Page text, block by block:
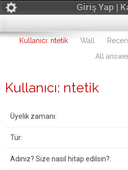
Giriş Yap |
Kullanıcı: ntetik Wall
All
Kullanıcı: ntetik
Üyelik zamanı:
Tür:
Adınız? Size nasıl hitap edilsin?: